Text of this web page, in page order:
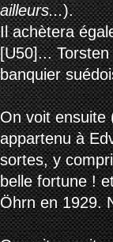
ailleurs...).
Il achètera
[U50]...
banquier
On voit ensuite
appartenu à
sortes, y
belle fortune !
Öhrn en 1929.